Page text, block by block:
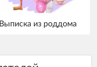
Выписка из роддома